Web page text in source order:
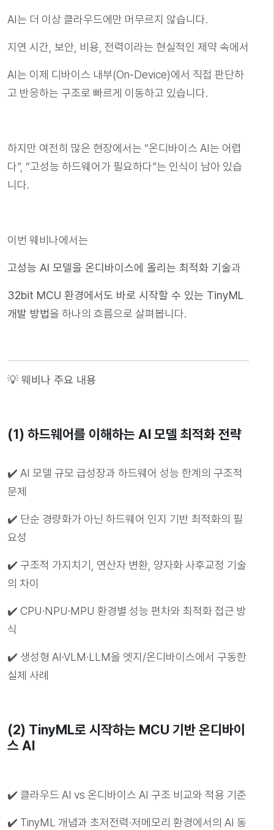
AI는 더 이상 클라우드에만 머무르지 않습니다.
지연 시간, 보안, 비용, 전력이라는 현실적인 제약 속에서
AI는 이제 디바이스 내부(On-Device)에서 직접 판단하
고 반응하는 구조로 빠르게 이동하고 있습니다.
하지만 여전히 많은 현장에서는 “온디바이스 AI는 어렵
다”, “고성능 하드웨어가 필요하다”는 인식이 남아 있습
니다.
이번 웨비나에서는
고성능 AI 모델을 온디바이스에 올리는 최적화 기술과
32bit MCU 환경에서도 바로 시작할 수 있는 TinyML
개발 방법을 하나의 흐름으로 살펴봅니다.
💡 웨비나 주요 내용
(1) 하드웨어를 이해하는 AI 모델 최적화 전략
✔️ AI 모델 규모 급성장과 하드웨어 성능 한계의 구조적
문제
✔️ 단순 경량화가 아닌 하드웨어 인지 기반 최적화의 필
요성
✔️ 구조적 가지치기, 연산자 변환, 양자화 사후교정 기술
의 차이
✔️ CPU·NPU·MPU 환경별 성능 편차와 최적화 접근 방
식
✔️ 생성형 AI·VLM·LLM을 엣지/온디바이스에서 구동한
실제 사례
(2) TinyML로 시작하는 MCU 기반 온디바이
스 AI
✔️ 클라우드 AI vs 온디바이스 AI 구조 비교와 적용 기준
✔️ TinyML 개념과 초저전력·저메모리 환경에서의 AI 동